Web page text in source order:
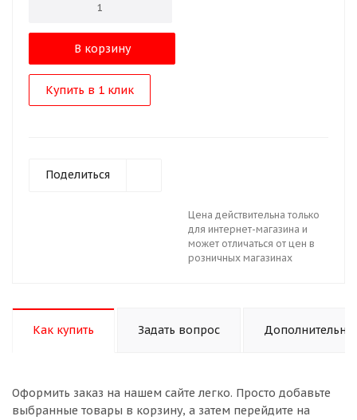
В корзину
Купить в 1 клик
Поделиться
Цена действительна только
для интернет-магазина и
может отличаться от цен в
розничных магазинах
Как купить Задать вопрос Дополнительно
Оформить заказ на нашем сайте легко. Просто добавьте
выбранные товары в корзину, а затем перейдите на